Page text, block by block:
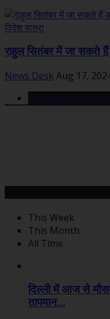
राहुल सितंबर में जा सकते हैं
News Desk Aug 17,
Facebook
This Week
This Month
All Time
दिल्ली में आज से
तापमान...